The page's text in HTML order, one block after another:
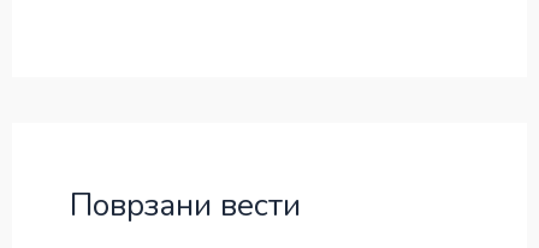
Поврзани вести